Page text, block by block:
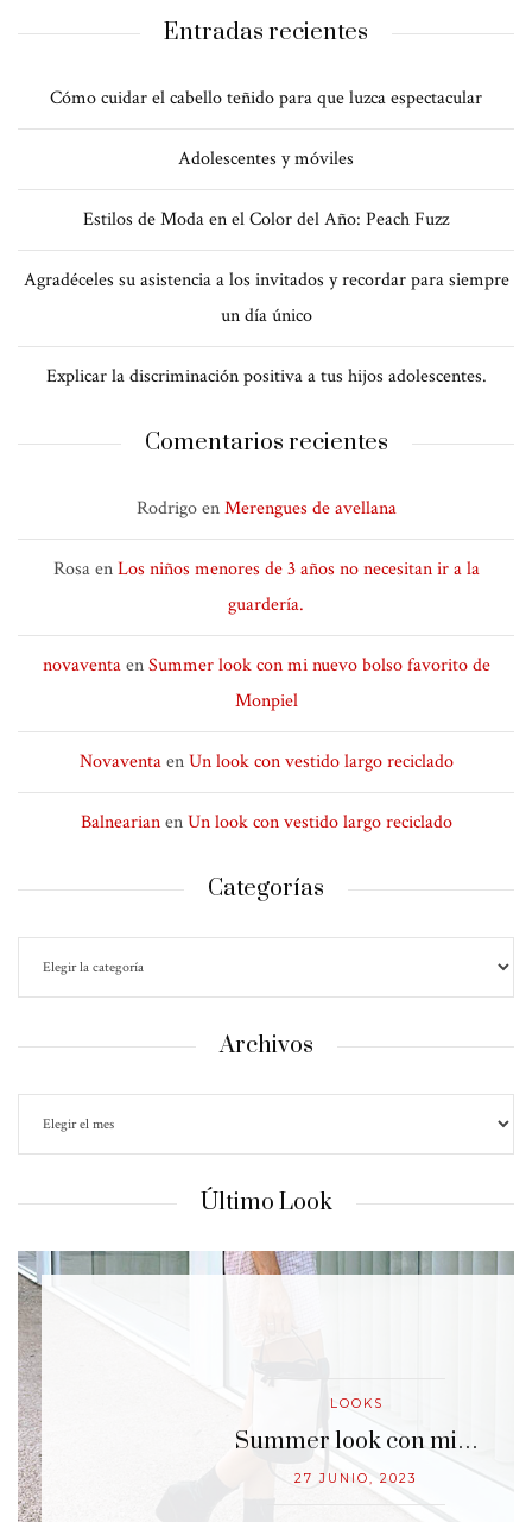
Entradas recientes
Cómo cuidar el cabello teñido para que luzca espectacular
Adolescentes y móviles
Estilos de Moda en el Color del Año: Peach Fuzz
Agradéceles su asistencia a los invitados y recordar para siempre
un día único
Explicar la discriminación positiva a tus hijos adolescentes.
Comentarios recientes
RodrigoenMerengues de avellana
RosaenLos niños menores de 3 años no necesitan ir a la
guardería.
novaventaenSummer look con mi nuevo bolso favorito de
Monpiel
NovaventaenUn look con vestido largo reciclado
BalnearianenUn look con vestido largo reciclado
Categorías
Archivos
Último Look
LOOKS
Summer look con mi…
27 JUNIO, 2023